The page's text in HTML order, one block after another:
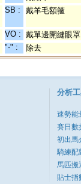
SB : 戴羊毛額箍
VO : 戴單邊開縫眼罩
"-" : 除去
分析
速勢能
賽日數
初出馬
騎練配
馬匹搬
貼士指